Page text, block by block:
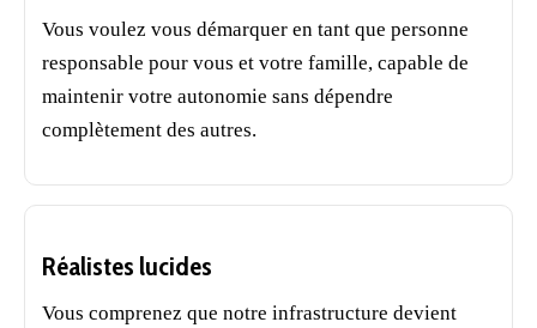
Vous voulez vous démarquer en tant que personne
responsable pour vous et votre famille, capable de
maintenir votre autonomie sans dépendre
complètement des autres.
Réalistes lucides
Vous comprenez que notre infrastructure devient